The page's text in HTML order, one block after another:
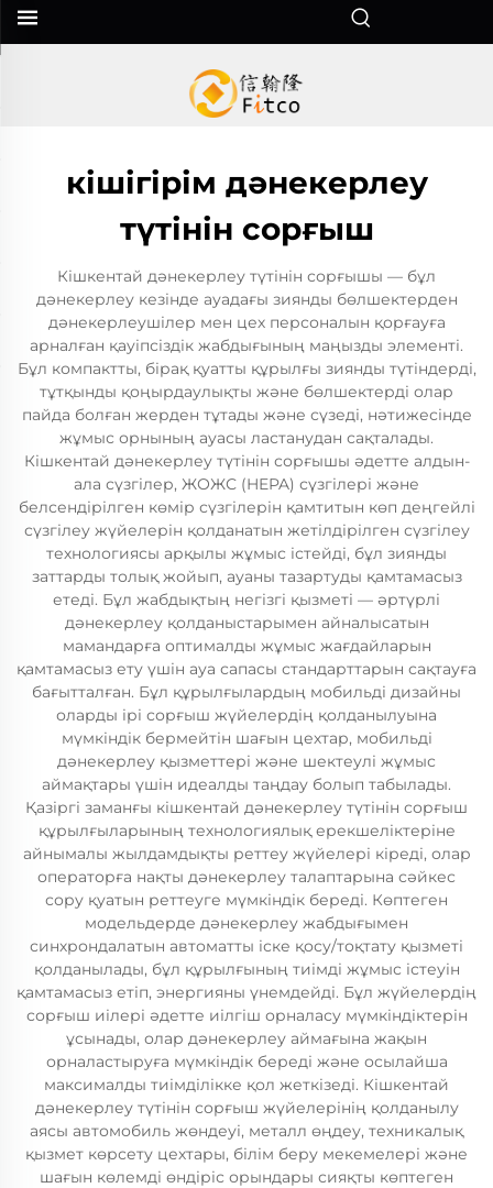
кішігірім дәнекерлеу
түтінін сорғыш
Кішкентай дәнекерлеу түтінін сорғышы — бұл
дәнекерлеу кезінде ауадағы зиянды бөлшектерден
дәнекерлеушілер мен цех персоналын қорғауға
арналған қауіпсіздік жабдығының маңызды элементі.
Бұл компактты, бірақ қуатты құрылғы зиянды түтіндерді,
тұтқынды қоңырдаулықты және бөлшектерді олар
пайда болған жерден тұтады және сүзеді, нәтижесінде
жұмыс орнының ауасы ластанудан сақталады.
Кішкентай дәнекерлеу түтінін сорғышы әдетте алдын-
ала сүзгілер, ЖОЖС (HEPA) сүзгілері және
белсендірілген көмір сүзгілерін қамтитын көп деңгейлі
сүзгілеу жүйелерін қолданатын жетілдірілген сүзгілеу
технологиясы арқылы жұмыс істейді, бұл зиянды
заттарды толық жойып, ауаны тазартуды қамтамасыз
етеді. Бұл жабдықтың негізгі қызметі — әртүрлі
дәнекерлеу қолданыстарымен айналысатын
мамандарға оптималды жұмыс жағдайларын
қамтамасыз ету үшін ауа сапасы стандарттарын сақтауға
бағытталған. Бұл құрылғылардың мобильді дизайны
оларды ірі сорғыш жүйелердің қолданылуына
мүмкіндік бермейтін шағын цехтар, мобильді
дәнекерлеу қызметтері және шектеулі жұмыс
аймақтары үшін идеалды таңдау болып табылады.
Қазіргі заманғы кішкентай дәнекерлеу түтінін сорғыш
құрылғыларының технологиялық ерекшеліктеріне
айнымалы жылдамдықты реттеу жүйелері кіреді, олар
операторға нақты дәнекерлеу талаптарына сәйкес
сору қуатын реттеуге мүмкіндік береді. Көптеген
модельдерде дәнекерлеу жабдығымен
синхрондалатын автоматты іске қосу/тоқтату қызметі
қолданылады, бұл құрылғының тиімді жұмыс істеуін
қамтамасыз етіп, энергияны үнемдейді. Бұл жүйелердің
сорғыш иілері әдетте иілгіш орналасу мүмкіндіктерін
ұсынады, олар дәнекерлеу аймағына жақын
орналастыруға мүмкіндік береді және осылайша
максималды тиімділікке қол жеткізеді. Кішкентай
дәнекерлеу түтінін сорғыш жүйелерінің қолданылу
аясы автомобиль жөндеуі, металл өңдеу, техникалық
қызмет көрсету цехтары, білім беру мекемелері және
шағын көлемді өндіріс орындары сияқты көптеген